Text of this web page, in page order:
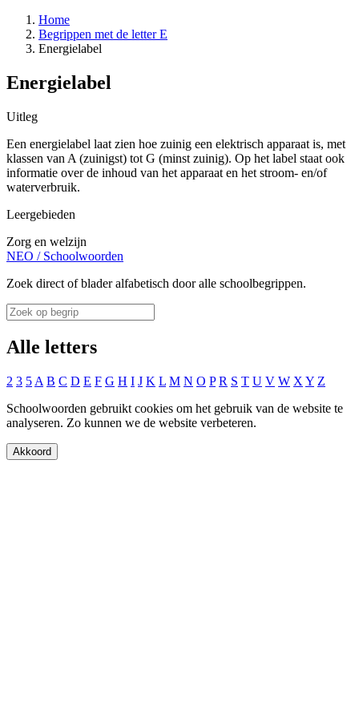
Home
Begrippen met de letter E
Energielabel
Energielabel
Uitleg
Een energielabel laat zien hoe zuinig een elektrisch apparaat is, met
klassen van A (zuinigst) tot G (minst zuinig). Op het label staat ook
informatie over de inhoud van het apparaat en het stroom- en/of
waterverbruik.
Leergebieden
Zorg en welzijn
NEO / Schoolwoorden
Zoek direct of blader alfabetisch door alle schoolbegrippen.
Alle letters
2 3 5 A B C D E F G H I J K L M N O P R S T U V W X Y Z
Schoolwoorden gebruikt cookies om het gebruik van de website te
analyseren. Zo kunnen we de website verbeteren.
Akkoord